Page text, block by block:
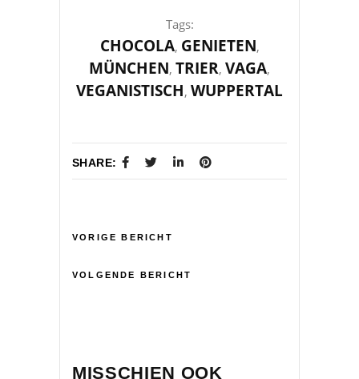
Tags:
CHOCOLA, GENIETEN,
MÜNCHEN, TRIER, VAGA,
VEGANISTISCH, WUPPERTAL
SHARE:
VORIGE BERICHT
VOLGENDE BERICHT
MISSCHIEN OOK